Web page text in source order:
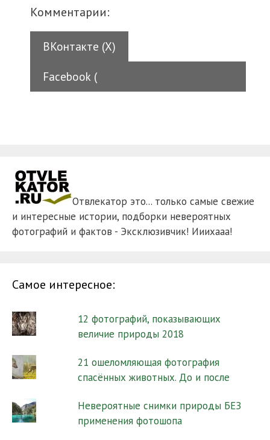
Комментарии:
ВКонтакте (X)
Facebook (
Отвлекатор это... только самые свежие
и интересные истории, подборки невероятных
фотографий и фактов - Эксклюзивчик! Ииихааа!
Самое интересное:
12 фотографий, показывающих
величие природы 2018
21 ошеломляющая фотография
спасённых животных. До и после
Невероятные снимки природы БЕЗ
применения фотошопа